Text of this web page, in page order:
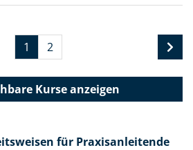
1 2
Kurse anzeigen
für Praxisanleitende